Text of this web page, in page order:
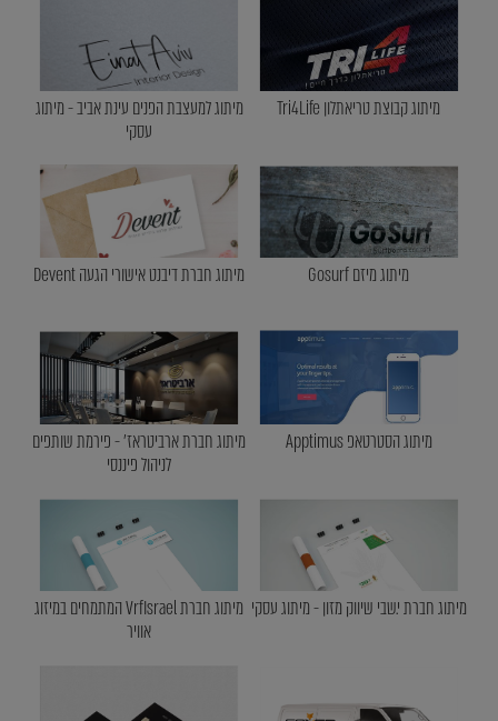
מיתוג קבוצת טריאתלון Tri4Life
מיתוג למעצבת הפנים עינת אביב - מיתוג
עסקי
מיתוג מיזם Gosurf מיתוג חברת דיבנט אישורי הגעה Devent
מיתוג הסטרטאפ Apptimus
מיתוג חברת ארביטראז' - פירמת שותפים
לניהול פיננסי
מיתוג חברת י.שבי שיווק מזון - מיתוג עסקי
מיתוג חברת VrfIsrael המתמחים במיזוג
אוויר